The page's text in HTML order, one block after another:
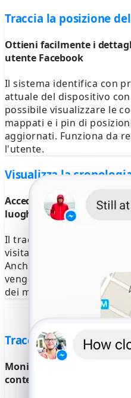
Traccia la posizione
Ottieni facilmente i
utente Facebook
Il sistema identifica con
attuale del dispositivo con
possibile visualizzare le
mappati e i pin di
aggiornati. Funziona da
l'utente.
Visualizza la
Accedi facilmente ai
luoghi visitati
Il tracker compila una
visitate, comprese le
Anche i dati di posizione
vengono ripristinati,
dei movimenti.
Tracciamento multi-
Monitorare più account
contemporaneamente